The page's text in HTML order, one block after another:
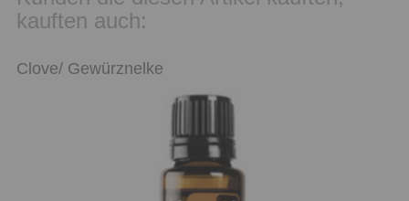
kauften auch:
Clove/ Gewürznelke